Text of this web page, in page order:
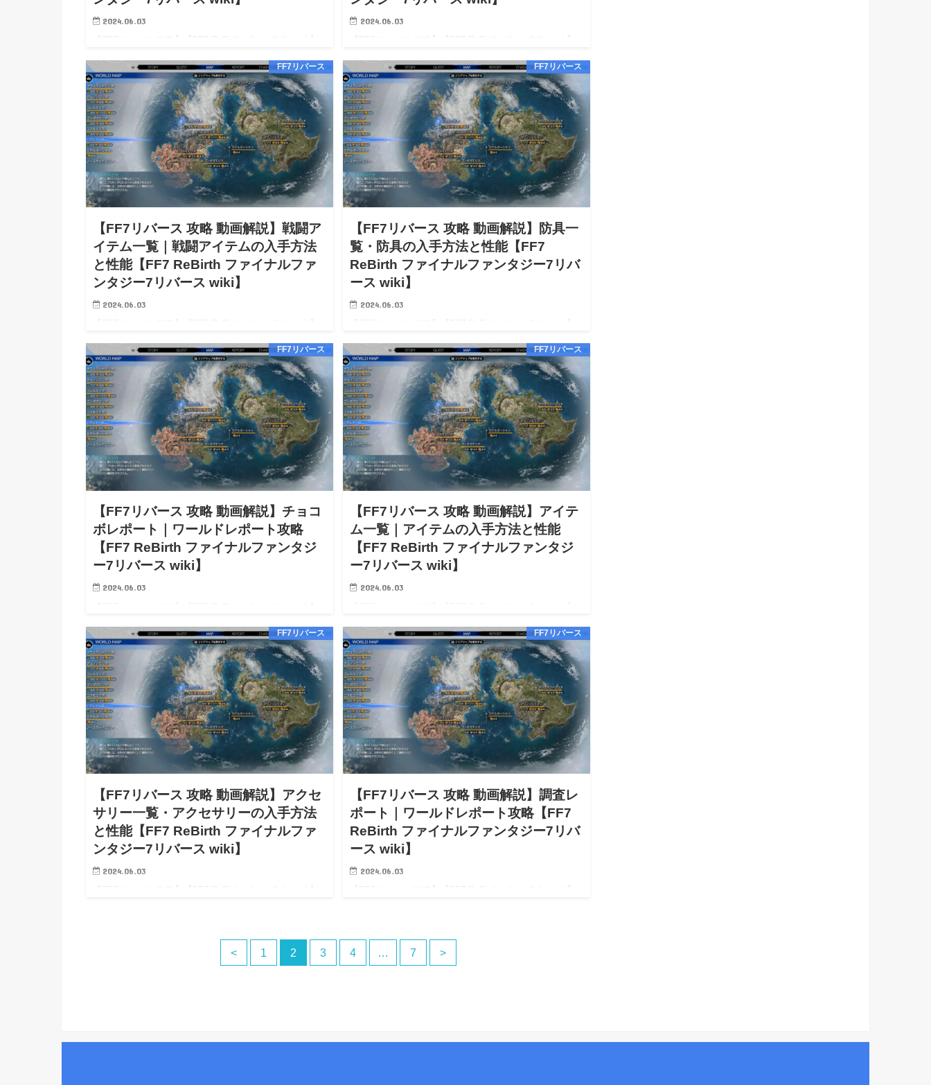
2024.06.03
フト素材の入手方法と性能【FF7 ReBirth wiki】 【FF7リ
バース…
2024.06.03
アイテムの入手方法と性能【FF7 ReBirth wiki】 【FF7リ
バース…
FF7リバース
【FF7リバース 攻略 動画解説】戦闘ア
イテム一覧｜戦闘アイテムの入手方法
と性能【FF7 ReBirth ファイナルファ
ンタジー7リバース wiki】
2024.06.03
アイテムの入手方法と性能【FF7 ReBirth wiki】 【FF7リ
バース…
FF7リバース
【FF7リバース 攻略 動画解説】防具一
覧・防具の入手方法と性能【FF7
ReBirth ファイナルファンタジー7リバ
ース wiki】
2024.06.03
法と性能【FF7 ReBirth wiki】 【FF7リバース 攻略】
【FF…
FF7リバース
【FF7リバース 攻略 動画解説】チョコ
ボレポート｜ワールドレポート攻略
【FF7 ReBirth ファイナルファンタジ
ー7リバース wiki】
2024.06.03
ルドレポート攻略【FF7 ReBirth wiki】 【FF7リバース 攻
略】…
FF7リバース
【FF7リバース 攻略 動画解説】アイテ
ム一覧｜アイテムの入手方法と性能
【FF7 ReBirth ファイナルファンタジ
ー7リバース wiki】
2024.06.03
の入手方法と性能【FF7 ReBirth wiki】 【FF7リバース 攻
略】…
FF7リバース
【FF7リバース 攻略 動画解説】アクセ
サリー一覧・アクセサリーの入手方法
と性能【FF7 ReBirth ファイナルファ
ンタジー7リバース wiki】
2024.06.03
FF7リバース
【FF7リバース 攻略 動画解説】調査レ
ポート｜ワールドレポート攻略【FF7
ReBirth ファイナルファンタジー7リバ
ース wiki】
2024.06.03
< 1 2 3 4 … 7 >